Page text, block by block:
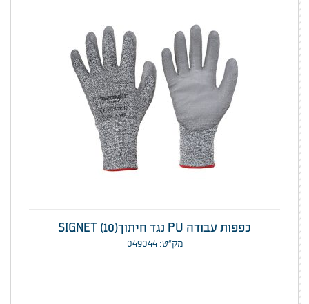
כפפות עבודה PU נגד חיתוך(SIGNET (10
מק”ט: 049044